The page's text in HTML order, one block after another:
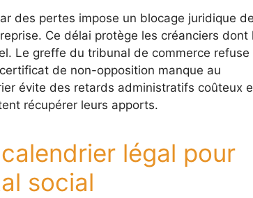
des pertes impose un blocage juridique de
Ce délai protège les créanciers dont
Le greffe du tribunal de commerce refuse
de non-opposition manque au
évite des retards administratifs coûteux
récupérer leurs apports.
légal pour
social